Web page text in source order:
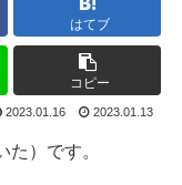
はてブ
コピー
2023.01.16 2023.01.13
）です。